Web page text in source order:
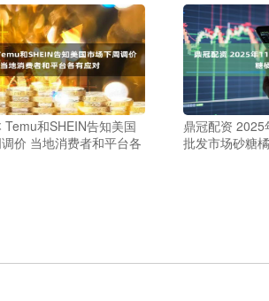
Temu和SHEIN告知美国
价 当地消费者和平台各
鼎冠配资
批发市场砂糖